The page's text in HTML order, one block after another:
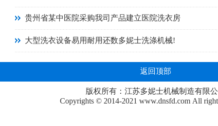
贵州省某中医院采购我司产品建立医院洗衣房
大型洗衣设备易用耐用还数多妮士洗涤机械!
返回顶部
版权所有：江苏多妮士机械制造有限
Copyrights © 2014-2021 www.dnsfd.com All